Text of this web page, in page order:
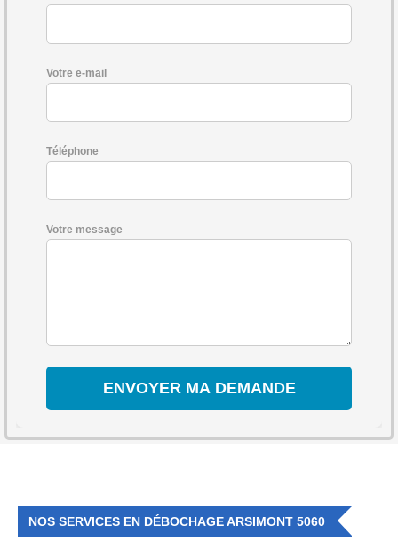
Votre e-mail
Téléphone
Votre message
NOS SERVICES EN DÉBOCHAGE ARSIMONT 5060